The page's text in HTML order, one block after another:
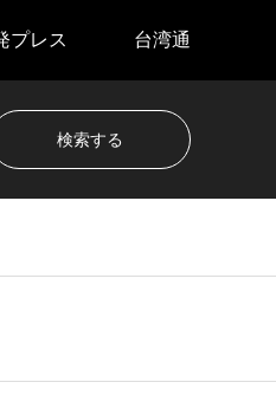
プレス 台湾通